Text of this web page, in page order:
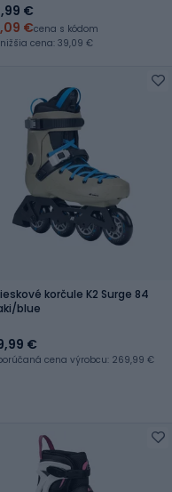
€
€cena s kódom
cena: 39,09 €
korčule K2 Surge 84
blue
€
cena výrobcu: 269,99 €